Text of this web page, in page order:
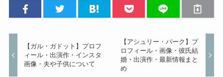
【ガル・ガドット】プロフ
ィール・出演作・インスタ
画像・夫や子供について
【アシュリー・パーク】プ
ロフィール・画像・彼氏結
婚・出演作・最新情報まと
め